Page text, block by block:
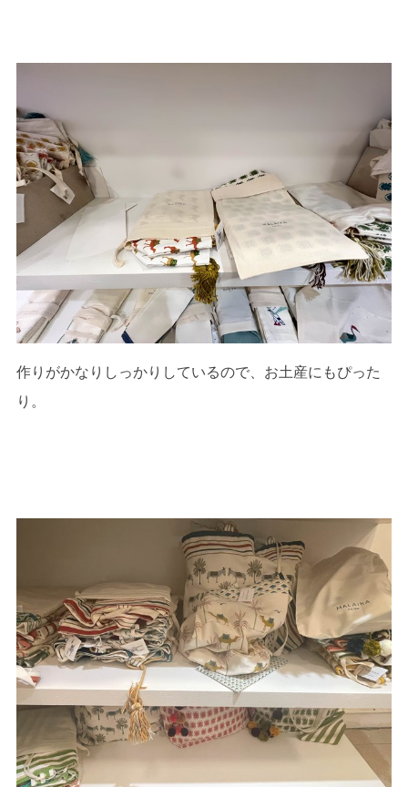
作りがかなりしっかりしているので、お土産にもぴった
り。